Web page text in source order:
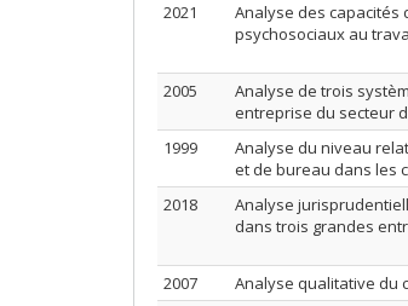
2021
Analyse des capacités
psychosociaux au
2005
Analyse de trois
entreprise du secteur
1999
Analyse du niveau
et de bureau dans les
2018
Analyse
dans trois grandes
2007 Analyse qualitative du